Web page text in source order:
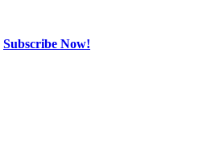
Subscribe Now!